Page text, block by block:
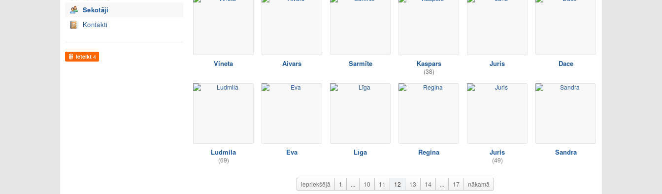
Sekotāji
Kontakti
Ieteikt 4
Vineta Aivars Sarmīte Kaspars
(38)
Juris Dace
Ludmila
(69)
Eva Līga Regina Juris
(49)
Sandra
iepriekšējā 1 ... 10 11 12 13 14 ... 17 nākamā